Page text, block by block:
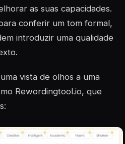
as suas capacidades.
conferir um tom formal,
introduzir uma qualidade
vista de olhos a uma
Rewordingtool.io, que